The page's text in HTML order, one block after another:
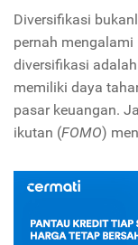
Diversifikasi
pernah
diversifikasi
memiliki daya
pasar keuangan.
ikutan (FOMO)